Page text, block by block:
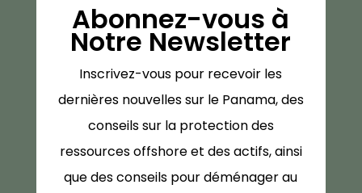
Abonnez-vous à
Notre Newsletter
Inscrivez-vous pour recevoir les
dernières nouvelles sur le Panama, des
conseils sur la protection des
ressources offshore et des actifs, ainsi
que des conseils pour déménager au